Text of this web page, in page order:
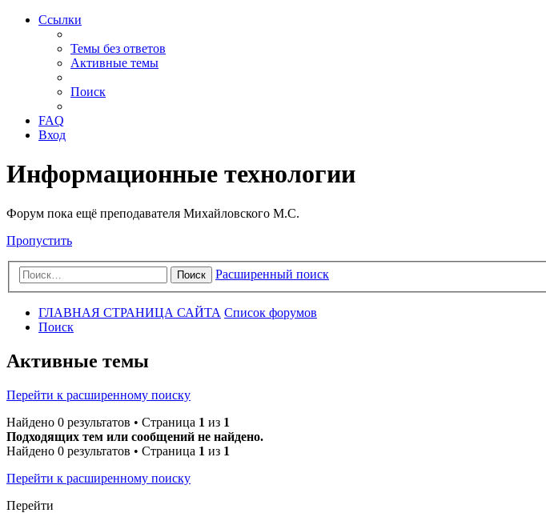
Ссылки
Темы без ответов
Активные темы
Поиск
FAQ
Вход
Информационные технологии
Форум пока ещё преподавателя Михайловского М.С.
Пропустить
Поиск Расширенный поиск
ГЛАВНАЯ СТРАНИЦА САЙТА Список форумов
Поиск
Активные темы
Перейти к расширенному поиску
Найдено 0 результатов • Страница 1 из 1
Подходящих тем или сообщений не найдено.
Найдено 0 результатов • Страница 1 из 1
Перейти к расширенному поиску
Перейти